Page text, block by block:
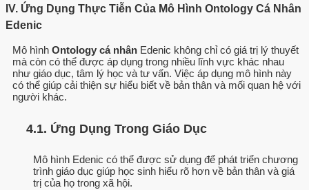
IV. Ứng Dụng Thực Tiễn Của Mô Hình Ontology Cá Nhân
Edenic
Mô hình Ontology cá nhân Edenic không chỉ có giá trị lý thuyết
mà còn có thể được áp dụng trong nhiều lĩnh vực khác nhau
như giáo dục, tâm lý học và tư vấn. Việc áp dụng mô hình này
có thể giúp cải thiện sự hiểu biết về bản thân và mối quan hệ với
người khác.
4.1. Ứng Dụng Trong Giáo Dục
Mô hình Edenic có thể được sử dụng để phát triển chương
trình giáo dục giúp học sinh hiểu rõ hơn về bản thân và giá
trị của họ trong xã hội.